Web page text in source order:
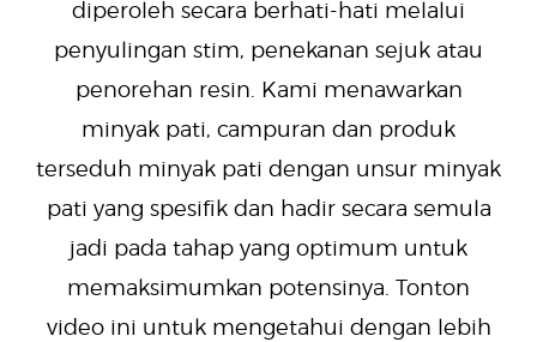
diperoleh secara berhati-hati melalui
penyulingan stim, penekanan sejuk atau
penorehan resin. Kami menawarkan
minyak pati, campuran dan produk
terseduh minyak pati dengan unsur minyak
pati yang spesifik dan hadir secara semula
jadi pada tahap yang optimum untuk
memaksimumkan potensinya. Tonton
video ini untuk mengetahui dengan lebih